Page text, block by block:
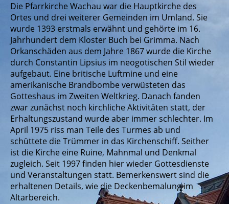
Die Pfarrkirche Wachau war die Hauptkirche des
Ortes und drei weiterer Gemeinden im Umland. Sie
wurde 1393 erstmals erwähnt und gehörte im 16.
Jahrhundert dem Kloster Buch bei Grimma. Nach
Orkanschäden aus dem Jahre 1867 wurde die Kirche
durch Constantin Lipsius im neogotischen Stil wieder
aufgebaut. Eine britische Luftmine und eine
amerikanische Brandbombe verwüsteten das
Gotteshaus im Zweiten Weltkrieg. Danach fanden
zwar zunächst noch kirchliche Aktivitäten statt, der
Erhaltungszustand wurde aber immer schlechter. Im
April 1975 riss man Teile des Turmes ab und
schüttete die Trümmer in das Kirchenschiff. Seither
ist die Kirche eine Ruine, Mahnmal und Denkmal
zugleich. Seit 1997 finden hier wieder Gottesdienste
und Veranstaltungen statt. Bemerkenswert sind die
erhaltenen Details, wie die Deckenbemalung im
Altarbereich.